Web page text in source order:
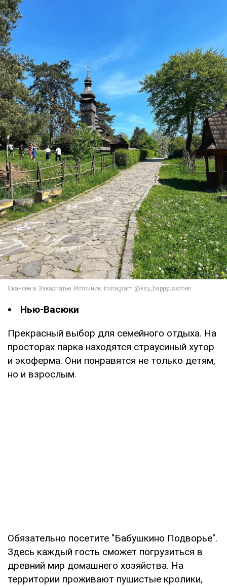
Нью-Васюки
Прекрасный выбор для семейного отдыха. На
просторах парка находятся страусиный хутор
и экоферма. Они понравятся не только детям,
но и взрослым.
Обязательно посетите "Бабушкино Подворье".
Здесь каждый гость сможет погрузиться в
древний мир домашнего хозяйства. На
территории проживают пушистые кролики,